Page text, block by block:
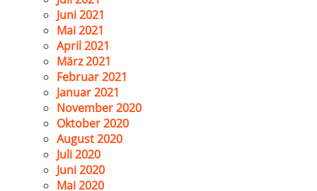
Juni 2021
Mai 2021
April 2021
März 2021
Februar 2021
Januar 2021
November 2020
Oktober 2020
August 2020
Juli 2020
Juni 2020
Mai 2020